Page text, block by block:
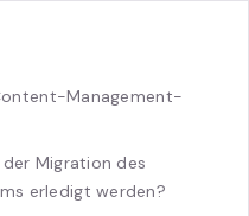
Management-
Migration des
erledigt werden?